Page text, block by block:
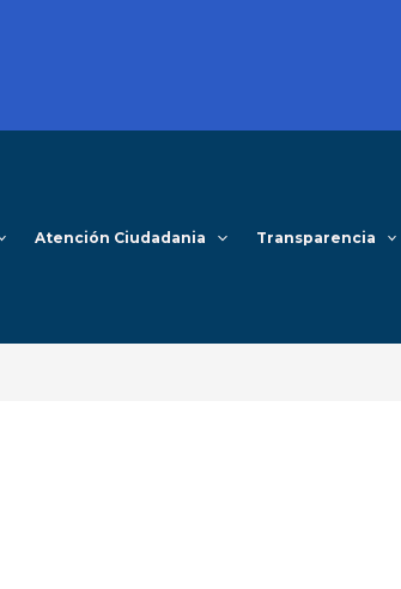
Atención Ciudadania Transparencia